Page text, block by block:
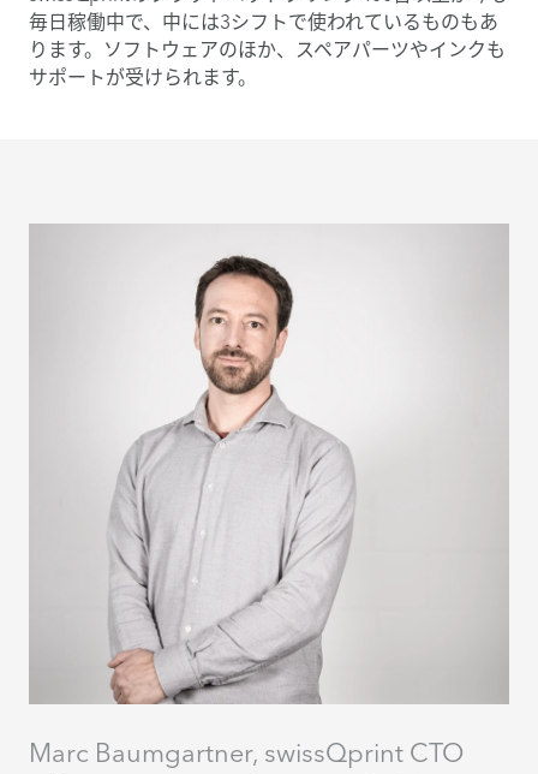
毎日稼働中で、中には3シフトで使われているものもあ
ります。ソフトウェアのほか、スペアパーツやインクも
サポートが受けられます。
Marc Baumgartner, swissQprint CTO